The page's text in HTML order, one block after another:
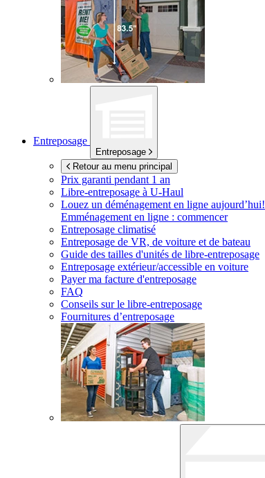
Entreposage
Entreposage
Retour au menu principal
Prix garanti pendant 1 an
Libre-entreposage à U-Haul
Louez un déménagement en ligne aujourd’hui!
Emménagement en ligne : commencer
Entreposage climatisé
Entreposage de VR, de voiture et de bateau
Guide des tailles d'unités de libre-entreposage
Entreposage extérieur/accessible en voiture
Payer ma facture d'entreposage
FAQ
Conseils sur le libre-entreposage
Fournitures d’entreposage